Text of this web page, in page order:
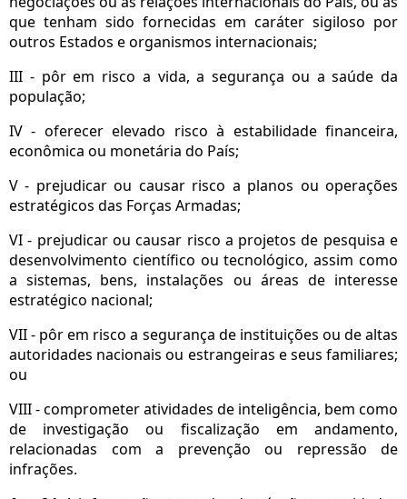
que tenham sido fornecidas em caráter sigiloso por
outros Estados e organismos internacionais;
III - pôr em risco a vida, a segurança ou a saúde da
população;
IV - oferecer elevado risco à estabilidade financeira,
econômica ou monetária do País;
V - prejudicar ou causar risco a planos ou operações
estratégicos das Forças Armadas;
VI - prejudicar ou causar risco a projetos de pesquisa e
desenvolvimento científico ou tecnológico, assim como
a sistemas, bens, instalações ou áreas de interesse
estratégico nacional;
VII - pôr em risco a segurança de instituições ou de altas
autoridades nacionais ou estrangeiras e seus familiares;
ou
VIII - comprometer atividades de inteligência, bem como
de investigação ou fiscalização em andamento,
relacionadas com a prevenção ou repressão de
infrações.